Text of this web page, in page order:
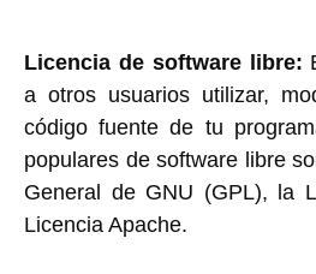
Licencia de software libre:
a otros usuarios utilizar,
código fuente de tu
populares de software libre
General de GNU (GPL), la
Licencia Apache.